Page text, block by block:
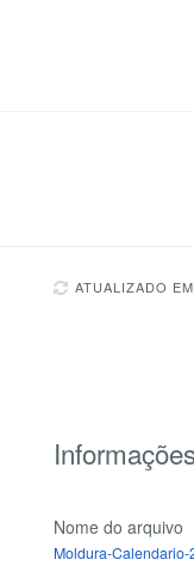
ATUALIZADO
Nome do arquivo
Moldura-